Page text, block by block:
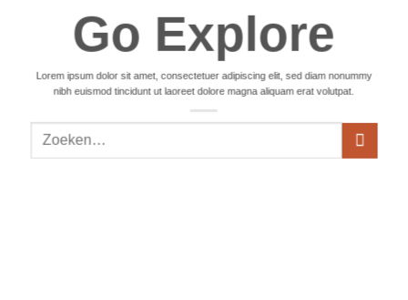
Go Explore
Lorem ipsum dolor sit amet, consectetuer adipiscing elit, sed diam nonummy
nibh euismod tincidunt ut laoreet dolore magna aliquam erat volutpat.
Zoeken